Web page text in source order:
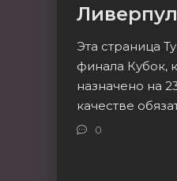
Эта страница
финала Кубок,
назначено на
качестве
0